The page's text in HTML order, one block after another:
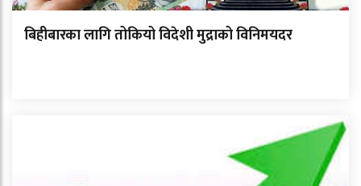
बिहीबारका लागि तोकियो विदेशी मुद्राको विनिमयदर